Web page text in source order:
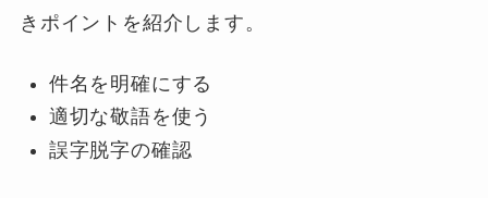
きポイントを紹介します。
件名を明確にする
適切な敬語を使う
誤字脱字の確認